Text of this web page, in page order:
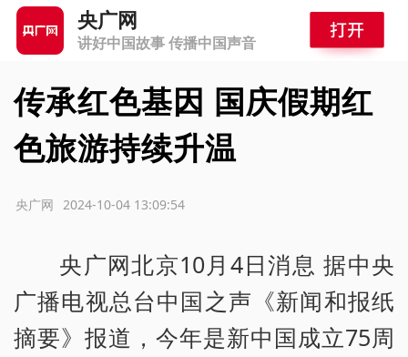
央广网
讲好中国故事 传播中国声音
传承红色基因 国庆假期红
色旅游持续升温
2024-10-04 13:09:54
央广网
央广网北京10月4日消息 据中央
广播电视总台中国之声《新闻和报纸
摘要》报道，今年是新中国成立75周